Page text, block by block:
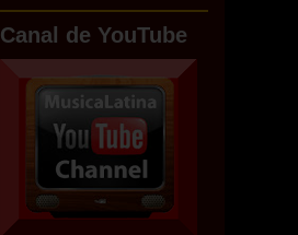
Canal de YouTube